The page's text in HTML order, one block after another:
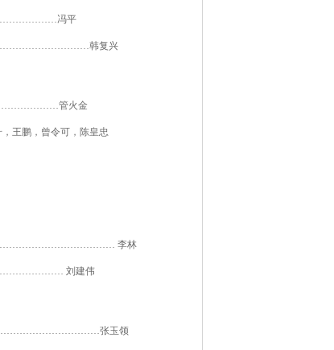
冯平
韩复兴
管火金
王鹏，曾令可，陈皇忠
李林
刘建伟
张玉领